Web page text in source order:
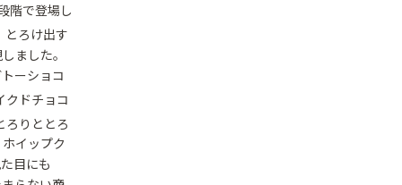
階で登場し
とろけ出す
ました。
ーショコ
クドチョコ
ろりととろ
イップク
目にも